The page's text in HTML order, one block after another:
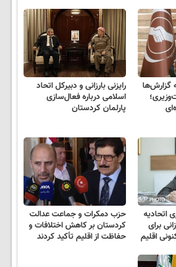
گزارش‌ها
رایزنی بارزانی و دبیرکل اتحاد
اسلامی درباره فعال‌سازی
پارلمان کردستان
اتحادیه
برای
اقلیم
حزب دمکرات و جماعت عدالت
کردستان بر کاهش اختلافات و
حفاظت از اقلیم تأکید کردند